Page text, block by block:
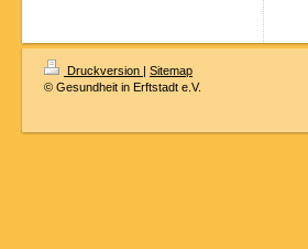
Druckversion
Sitemap
© Gesundheit in Erftstadt e.V.